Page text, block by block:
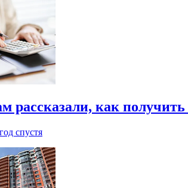
рассказали, как
спустя